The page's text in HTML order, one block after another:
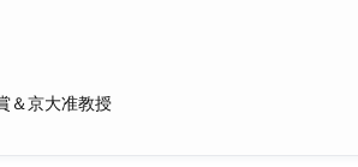
＆京大准教授